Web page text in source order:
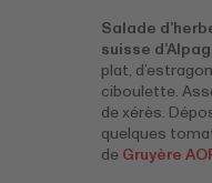
Salade
suisse
plat,
ciboulette.
de xérès.
quelques
de Gruyère